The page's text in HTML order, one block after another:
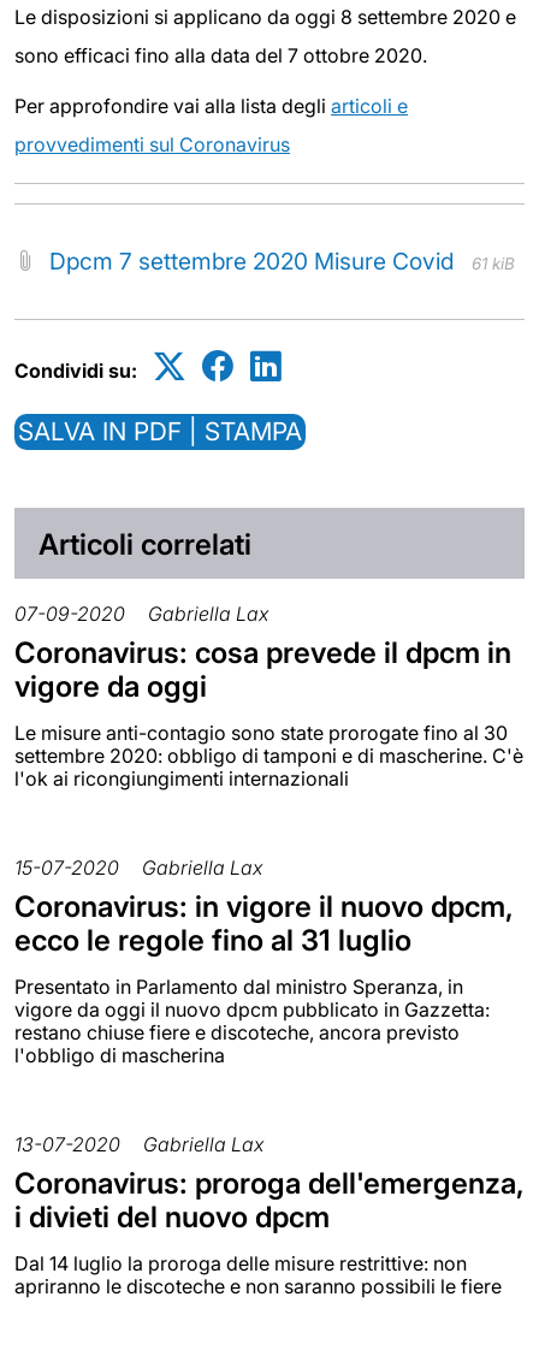
Le disposizioni si applicano da oggi 8 settembre 2020 e
sono efficaci fino alla data del 7 ottobre 2020.
Per approfondire vai alla lista degli articoli e
provvedimenti sul Coronavirus
Dpcm 7 settembre 2020 Misure Covid 61 kiB
Condividi su:
SALVA IN PDF | STAMPA
Articoli correlati
07-09-2020 Gabriella Lax
Coronavirus: cosa prevede il dpcm in
vigore da oggi
Le misure anti-contagio sono state prorogate fino al 30
settembre 2020: obbligo di tamponi e di mascherine. C'è
l'ok ai ricongiungimenti internazionali
15-07-2020 Gabriella Lax
Coronavirus: in vigore il nuovo dpcm,
ecco le regole fino al 31 luglio
Presentato in Parlamento dal ministro Speranza, in
vigore da oggi il nuovo dpcm pubblicato in Gazzetta:
restano chiuse fiere e discoteche, ancora previsto
l'obbligo di mascherina
13-07-2020 Gabriella Lax
Coronavirus: proroga dell'emergenza,
i divieti del nuovo dpcm
Dal 14 luglio la proroga delle misure restrittive: non
apriranno le discoteche e non saranno possibili le fiere